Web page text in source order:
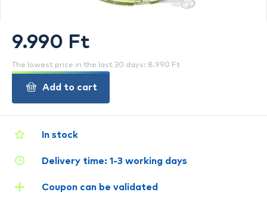
In stock
Delivery time: 1-3 working days
Coupon can be validated
9.990 Ft
The lowest price in the last 30 days: 8.990 Ft
Add to cart